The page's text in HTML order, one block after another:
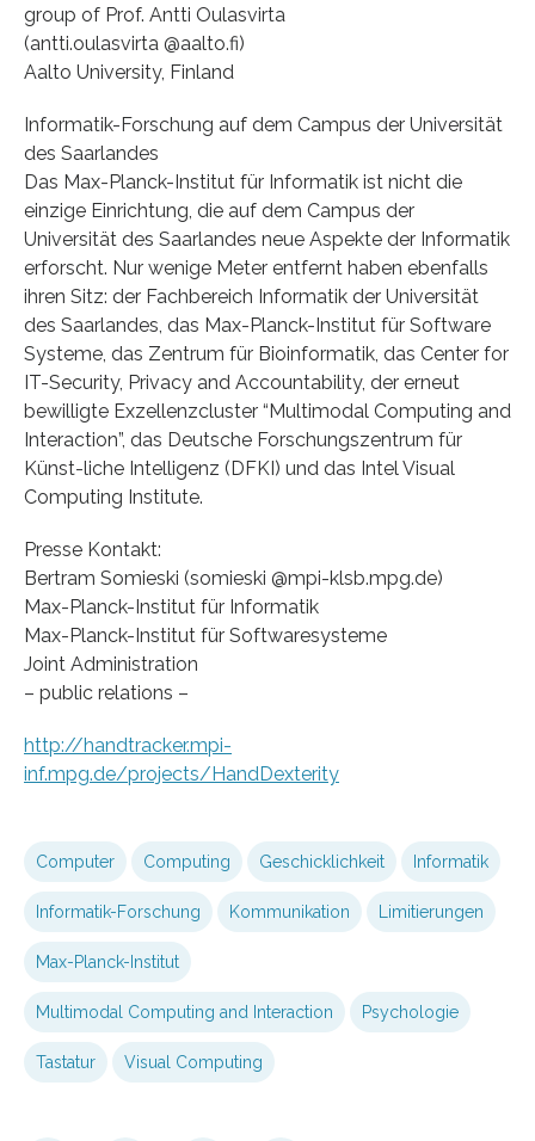
group of Prof. Antti Oulasvirta
(antti.oulasvirta @aalto.fi)
Aalto University, Finland
Informatik-Forschung auf dem Campus der Universität
des Saarlandes
Das Max-Planck-Institut für Informatik ist nicht die
einzige Einrichtung, die auf dem Campus der
Universität des Saarlandes neue Aspekte der Informatik
erforscht. Nur wenige Meter entfernt haben ebenfalls
ihren Sitz: der Fachbereich Informatik der Universität
des Saarlandes, das Max-Planck-Institut für Software
Systeme, das Zentrum für Bioinformatik, das Center for
IT-Security, Privacy and Accountability, der erneut
bewilligte Exzellenzcluster “Multimodal Computing and
Interaction”, das Deutsche Forschungszentrum für
Künst-liche Intelligenz (DFKI) und das Intel Visual
Computing Institute.
Presse Kontakt:
Bertram Somieski (somieski @mpi-klsb.mpg.de)
Max-Planck-Institut für Informatik
Max-Planck-Institut für Softwaresysteme
Joint Administration
– public relations –
http://handtracker.mpi-
inf.mpg.de/projects/HandDexterity
Computer Computing Geschicklichkeit Informatik
Informatik-Forschung Kommunikation Limitierungen
Max-Planck-Institut
Multimodal Computing and Interaction Psychologie
Tastatur Visual Computing